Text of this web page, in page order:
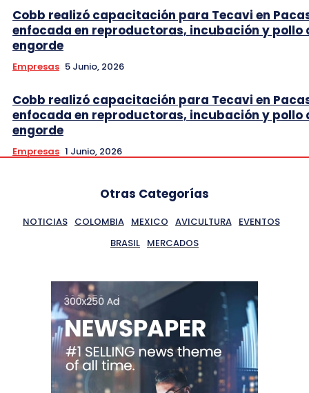
Cobb realizó capacitación para Tecavi en
enfocada en reproductoras, incubación y pollo
engorde
Empresas 5 Junio, 2026
Cobb realizó capacitación para Tecavi en
enfocada en reproductoras, incubación y pollo
engorde
Empresas 1 Junio, 2026
Otras Categorías
NOTICIAS COLOMBIA MEXICO AVICULTURA
EVENTOS
BRASIL MERCADOS